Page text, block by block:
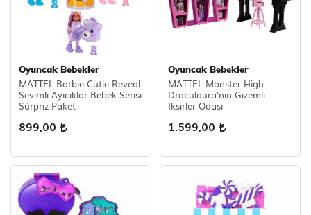
Oyuncak Bebekler
MATTEL Barbie Cutie Reveal
Sevimli Ayıcıklar Bebek Serisi
Sürpriz Paket
899,00
Oyuncak Bebekler
MATTEL Monster High
Draculaura'nın Gizemli
İksirler Odası
1.599,00